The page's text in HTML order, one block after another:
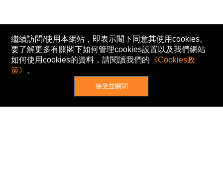
繼續訪問/使用本網站，即表示閣下同意其使用cookies。
要了解更多有關閣下如何管理cookies設置以及我們網站
如何使用cookies的資料，請閱讀我們的 《Cookies政
策》 。
接受並關閉